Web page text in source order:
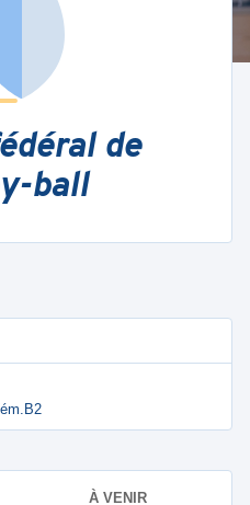
de
ball
À VENIR